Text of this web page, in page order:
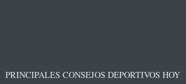
PRINCIPALES CONSEJOS DEPORTIVOS HOY